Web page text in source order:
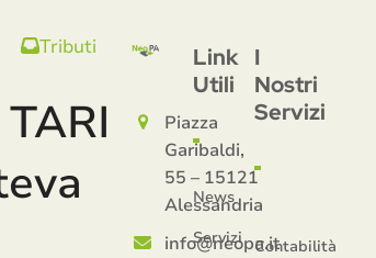
Tributi
Piazza
Garibaldi,
55 – 15121
Alessandria
info@neopa.it
Link
Utili
News
Servizi
I
Nostri
Servizi
Contabilità